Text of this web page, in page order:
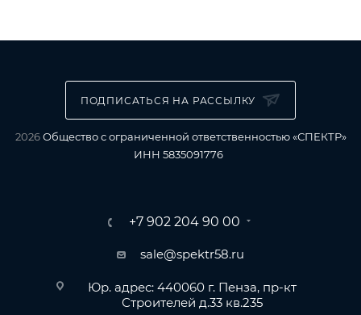
ПОДПИСАТЬСЯ НА РАССЫЛКУ
2026Общество с ограниченной ответственностью «СПЕКТР»
ИНН 5835091776
+7 902 204 90 00
sale@spektr58.ru
Юр. адрес: 440060 г. Пенза, пр-кт
Строителей д.33 кв.235